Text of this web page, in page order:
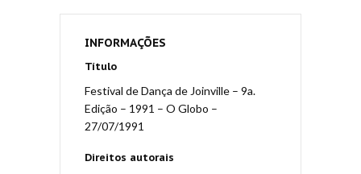
INFORMAÇÕES
Título
Festival de Dança de Joinville – 9a.
Edição – 1991 – O Globo –
27/07/1991
Direitos autorais